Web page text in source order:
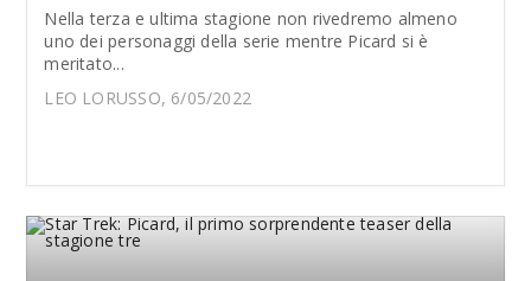
Nella terza e ultima stagione non rivedremo almeno
uno dei personaggi della serie mentre Picard si è
meritato...
LEO LORUSSO, 6/05/2022